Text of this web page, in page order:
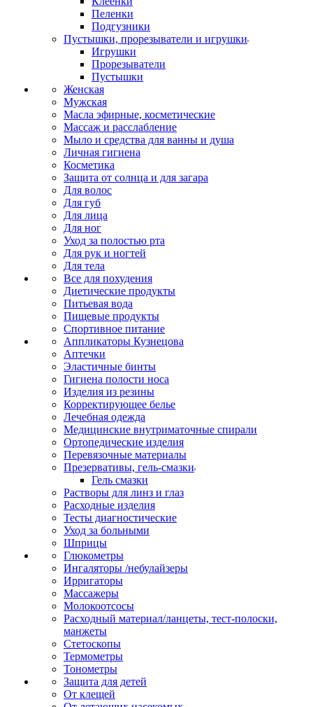
Пеленки
Подгузники
Пустышки, прорезыватели и игрушки
Игрушки
Прорезыватели
Пустышки
Женская
Мужская
Масла эфирные, косметические
Массаж и расслабление
Мыло и средства для ванны и душа
Личная гигиена
Косметика
Защита от солнца и для загара
Для волос
Для губ
Для лица
Для ног
Уход за полостью рта
Для рук и ногтей
Для тела
Все для похудения
Диетические продукты
Питьевая вода
Пищевые продукты
Спортивное питание
Аппликаторы Кузнецова
Аптечки
Эластичные бинты
Гигиена полости носа
Изделия из резины
Корректирующее белье
Лечебная одежда
Медицинские внутриматочные спирали
Ортопедические изделия
Перевязочные материалы
Презервативы, гель-смазки
Гель смазки
Растворы для линз и глаз
Расходные изделия
Тесты диагностические
Уход за больными
Шприцы
Глюкометры
Ингаляторы /небулайзеры
Ирригаторы
Массажеры
Молокоотсосы
Расходный материал/ланцеты, тест-полоски,
манжеты
Стетоскопы
Термометры
Тонометры
Защита для детей
От клещей